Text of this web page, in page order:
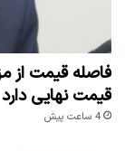
فاصله قیمت از
قیمت نهایی دارد
4 ساعت پیش